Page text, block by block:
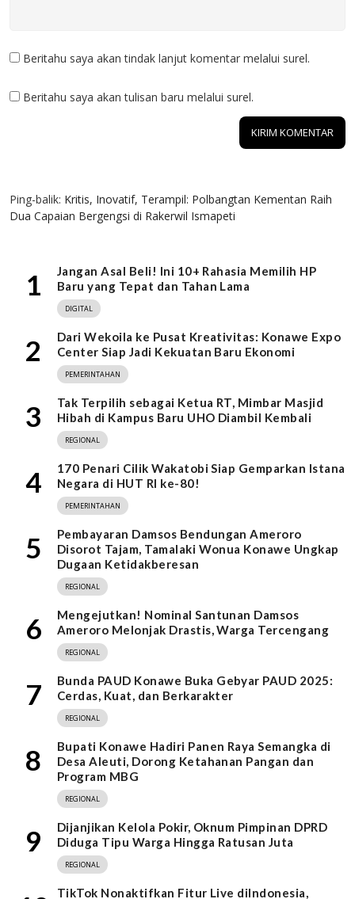
Beritahu saya akan tindak lanjut komentar melalui surel.
Beritahu saya akan tulisan baru melalui surel.
Ping-balik: Kritis, Inovatif, Terampil: Polbangtan Kementan Raih
Dua Capaian Bergengsi di Rakerwil Ismapeti
1
Jangan Asal Beli! Ini 10+ Rahasia Memilih HP
Baru yang Tepat dan Tahan Lama
DIGITAL
2
Dari Wekoila ke Pusat Kreativitas: Konawe Expo
Center Siap Jadi Kekuatan Baru Ekonomi
PEMERINTAHAN
3
Tak Terpilih sebagai Ketua RT, Mimbar Masjid
Hibah di Kampus Baru UHO Diambil Kembali
REGIONAL
4
170 Penari Cilik Wakatobi Siap Gemparkan Istana
Negara di HUT RI ke-80!
PEMERINTAHAN
5
Pembayaran Damsos Bendungan Ameroro
Disorot Tajam, Tamalaki Wonua Konawe Ungkap
Dugaan Ketidakberesan
REGIONAL
6
Mengejutkan! Nominal Santunan Damsos
Ameroro Melonjak Drastis, Warga Tercengang
REGIONAL
7
Bunda PAUD Konawe Buka Gebyar PAUD 2025:
Cerdas, Kuat, dan Berkarakter
REGIONAL
8
Bupati Konawe Hadiri Panen Raya Semangka di
Desa Aleuti, Dorong Ketahanan Pangan dan
Program MBG
REGIONAL
9
Dijanjikan Kelola Pokir, Oknum Pimpinan DPRD
Diduga Tipu Warga Hingga Ratusan Juta
REGIONAL
TikTok Nonaktifkan Fitur Live diIndonesia,